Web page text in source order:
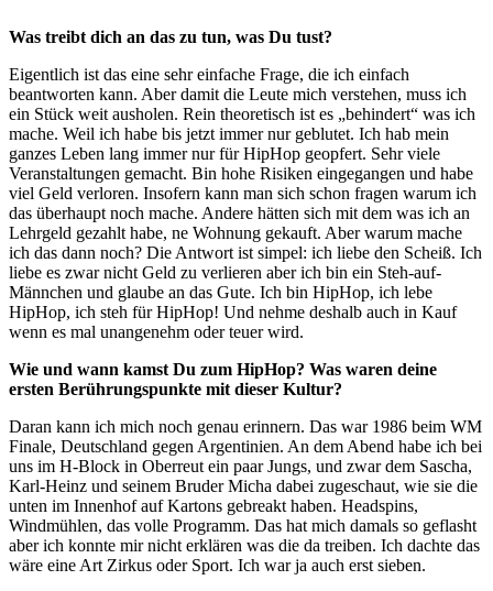
Was treibt dich an das zu tun, was Du tust?
Eigentlich ist das eine sehr einfache Frage, die ich einfach
beantworten kann. Aber damit die Leute mich verstehen, muss ich
ein Stück weit ausholen. Rein theoretisch ist es „behindert“ was ich
mache. Weil ich habe bis jetzt immer nur geblutet. Ich hab mein
ganzes Leben lang immer nur für HipHop geopfert. Sehr viele
Veranstaltungen gemacht. Bin hohe Risiken eingegangen und habe
viel Geld verloren. Insofern kann man sich schon fragen warum ich
das überhaupt noch mache. Andere hätten sich mit dem was ich an
Lehrgeld gezahlt habe, ne Wohnung gekauft. Aber warum mache
ich das dann noch? Die Antwort ist simpel: ich liebe den Scheiß. Ich
liebe es zwar nicht Geld zu verlieren aber ich bin ein Steh-auf-
Männchen und glaube an das Gute. Ich bin HipHop, ich lebe
HipHop, ich steh für HipHop! Und nehme deshalb auch in Kauf
wenn es mal unangenehm oder teuer wird.
Wie und wann kamst Du zum HipHop? Was waren deine
ersten Berührungspunkte mit dieser Kultur?
Daran kann ich mich noch genau erinnern. Das war 1986 beim WM
Finale, Deutschland gegen Argentinien. An dem Abend habe ich bei
uns im H-Block in Oberreut ein paar Jungs, und zwar dem Sascha,
Karl-Heinz und seinem Bruder Micha dabei zugeschaut, wie sie die
unten im Innenhof auf Kartons gebreakt haben. Headspins,
Windmühlen, das volle Programm. Das hat mich damals so geflasht
aber ich konnte mir nicht erklären was die da treiben. Ich dachte das
wäre eine Art Zirkus oder Sport. Ich war ja auch erst sieben.